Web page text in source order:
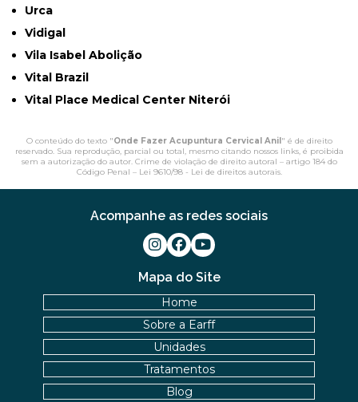
Urca
Vidigal
Vila Isabel Abolição
Vital Brazil
Vital Place Medical Center Niterói
O conteúdo do texto "Onde Fazer Acupuntura Cervical Anil" é de direito
reservado. Sua reprodução, parcial ou total, mesmo citando nossos links, é proibida
sem a autorização do autor. Crime de violação de direito autoral – artigo 184 do
Código Penal – Lei 9610/98 - Lei de direitos autorais.
Mapa do Site
Home
Sobre a Earff
Unidades
Tratamentos
Blog
Acompanhe as redes sociais